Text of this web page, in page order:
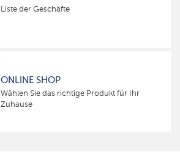
Liste der Geschäfte
ONLINE SHOP
Wählen Sie das richtige Produkt für Ihr
Zuhause